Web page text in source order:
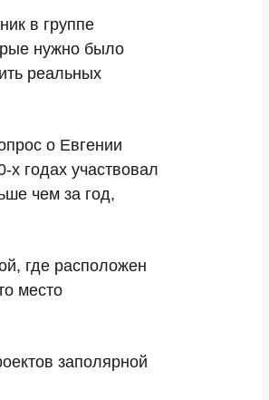
в группе
нужно было
реальных
о Евгении
х годах участвовал
чем за год,
где расположен
место
заполярной